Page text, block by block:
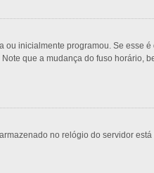
inicialmente programou. Se esse
que a mudança do fuso horário,
no relógio do servidor